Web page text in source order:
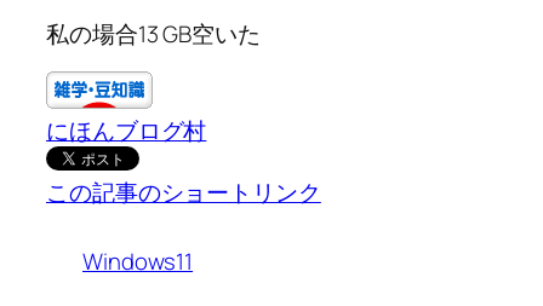
私の場合13 GB空いた
にほんブログ村
この記事のショートリンク
Windows11